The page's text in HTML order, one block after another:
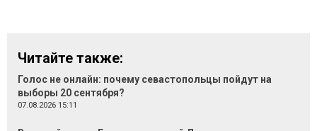
Читайте также:
Голос не онлайн: почему севастопольцы пойдут на
выборы 20 сентября?
07.08.2026 15:11